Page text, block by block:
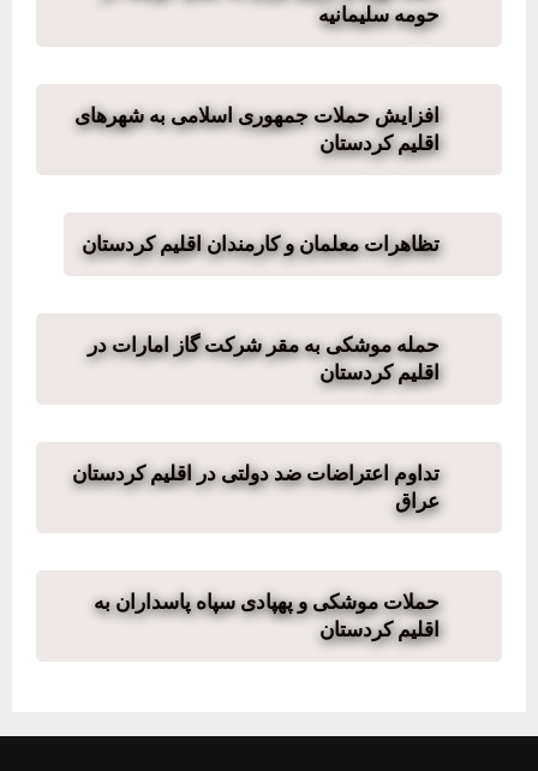
حومه سلیمانیه
افزایش حملات جمهوری اسلامی به شهرهای
اقلیم کردستان
تظاهرات معلمان و کارمندان اقلیم کردستان
حمله موشکی به مقر شرکت گاز امارات در
اقلیم کردستان
تداوم اعتراضات ضد دولتی در اقلیم کردستان
عراق
حملات موشکی و پهپادی سپاه پاسداران به
اقلیم کردستان